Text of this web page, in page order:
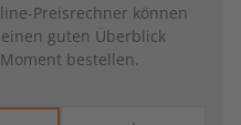
Preisrechner können
guten Überblick
bestellen.